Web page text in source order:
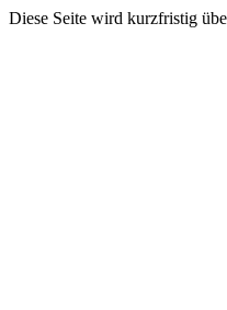
Diese Seite wird kurzfristig